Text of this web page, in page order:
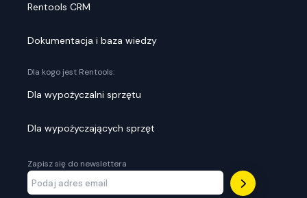
Rentools CRM
Dokumentacja i baza wiedzy
Dla kogo jest Rentools:
Dla wypożyczalni sprzętu
Dla wypożyczających sprzęt
Zapisz się do newslettera